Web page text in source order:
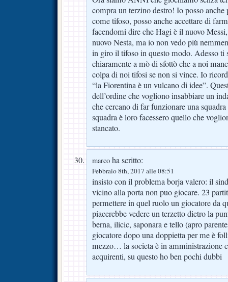
compra un terzino destro! Io posso anche
come tifoso, posso anche accettare di
facendomi dire che Hagi è il nuovo
nuovo Nesta, ma io non vedo più
in giro il tifoso in questo modo. Adesso ti
chiaramente a mò di sfottò che a noi
colpa di noi tifosi se non si vince. Io
“la Fiorentina è un vulcano di idee”.
dell’ordine che vogliono insabbiare un
che cercano di far funzionare una
squadra è loro facessero quello che
stancato.
marco ha scritto:
Febbraio 8th, 2017 alle 08:51
insisto con il problema borja valero: il
vicino alla porta non puo giocare. 23
permettere in quel ruolo un giocatore da
piacerebbe vedere un terzetto dietro la
berna, ilicic, saponara e tello (apro
giocatore dopo una doppietta per me è
mezzo… la societa è in amministrazione
acquirenti, su questo ho ben pochi dubbi